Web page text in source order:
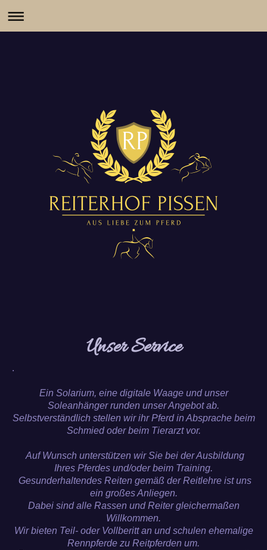
Unser Service
.
Ein Solarium, eine digitale Waage und unser
Soleanhänger runden unser Angebot ab.
Selbstverständlich stellen wir ihr Pferd in Absprache beim
Schmied oder beim Tierarzt vor.
Auf Wunsch unterstützen wir Sie bei der Ausbildung
Ihres Pferdes und/oder beim Training.
Gesunderhaltendes Reiten gemäß der Reitlehre ist uns
ein großes Anliegen.
Dabei sind alle Rassen und Reiter gleichermaßen
Willkommen.
Wir bieten Teil- oder Vollberitt an und schulen ehemalige
Rennpferde zu Reitpferden um.